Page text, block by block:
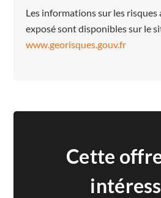
Les informations sur les risques
exposé sont disponibles sur le
www.georisques.gouv.fr
Cette